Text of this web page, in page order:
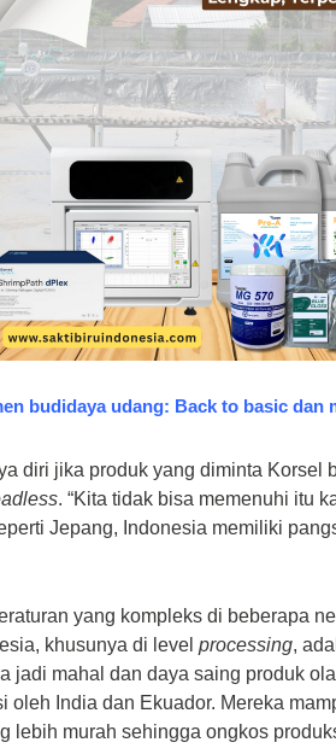
budidaya udang: Back to basic dan
diri jika produk yang diminta
. “Kita tidak bisa memenuhi itu
Jepang, Indonesia memiliki
yang kompleks di beberapa
khusunya di levelprocessing,
jadi mahal dan daya saing produk
oleh India dan Ekuador. Mereka
lebih murah sehingga ongkos